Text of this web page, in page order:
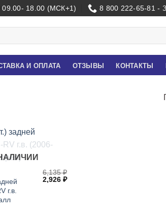
09.00- 18.00 (МСК+1) 8 800 222-65-81
И ОПЛАТА ОТЗЫВЫ КОНТАКТЫ
г.в.
6,135₽
Первоначальная
2,926 ₽Текущая